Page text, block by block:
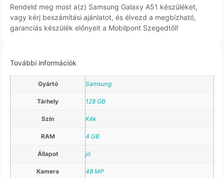
Rendeld meg most a(z) Samsung Galaxy A51 készüléket,
vagy kérj beszámítási ajánlatot, és élvezd a megbízható,
garanciás készülék előnyeit a Mobilpont Szegedtől!
További információk
Gyártó Samsung
Tárhely 128 GB
Szín Kék
RAM 4 GB
Állapot jó
Kamera 48 MP